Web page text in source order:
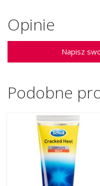
Opinie
Napisz
Podobne